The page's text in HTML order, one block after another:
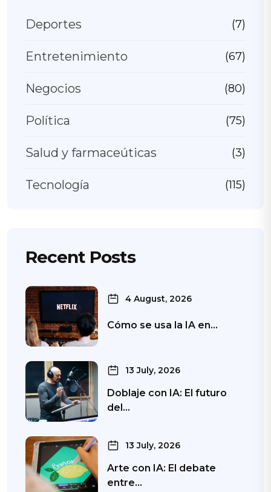
Deportes (7)
Entretenimiento (67)
Negocios (80)
Política (75)
Salud y farmaceúticas (3)
Tecnología (115)
Recent Posts
4 August, 2026
Cómo se usa la IA en…
13 July, 2026
Doblaje con IA: El futuro
del…
13 July, 2026
Arte con IA: El debate
entre…